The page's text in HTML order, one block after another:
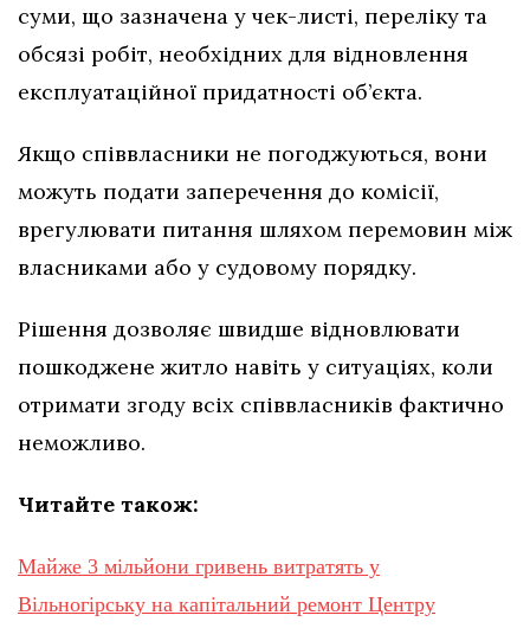
суми, що зазначена у чек-листі, переліку та
обсязі робіт, необхідних для відновлення
експлуатаційної придатності об’єкта.
Якщо співвласники не погоджуються, вони
можуть подати заперечення до комісії,
врегулювати питання шляхом перемовин між
власниками або у судовому порядку.
Рішення дозволяє швидше відновлювати
пошкоджене житло навіть у ситуаціях, коли
отримати згоду всіх співвласників фактично
неможливо.
Читайте також:
Майже 3 мільйони гривень витратять у
Вільногірську на капітальний ремонт Центру